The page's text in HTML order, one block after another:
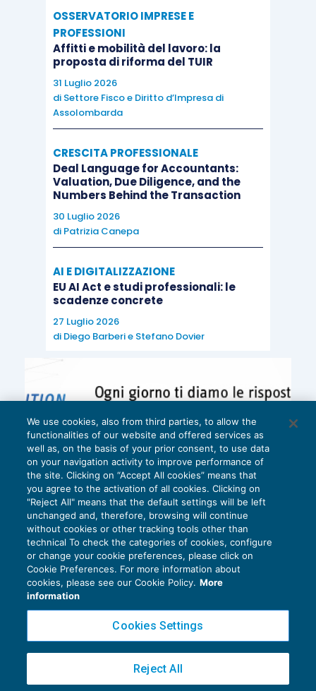
OSSERVATORIO IMPRESE E
PROFESSIONI
Affitti e mobilità del lavoro: la
proposta di riforma del TUIR
31 Luglio 2026
di Settore Fisco e Diritto d’Impresa di
Assolombarda
CRESCITA PROFESSIONALE
Deal Language for Accountants:
Valuation, Due Diligence, and the
Numbers Behind the Transaction
30 Luglio 2026
di Patrizia Canepa
AI E DIGITALIZZAZIONE
EU AI Act e studi professionali: le
scadenze concrete
27 Luglio 2026
di Diego Barberie Stefano Dovier
Privacy Policy
Cookie Policy
Copyright 2016 ©Gruppo Euroconference S.p.A.v2.32.2
Piazza Luigi Einaudi, 10N01 - 20124 Milano - info@ecnews.it
We use cookies, also from third parties, to allow the
functionalities of our website and offered services as
well as, on the basis of your prior consent, to use data
on your navigation activity to improve performance of
the site. Clicking on “Accept All cookies” means that
you agree to the activation of all cookies. Clicking on
"Reject All" means that the default settings will be left
unchanged and, therefore, browsing will continue
without cookies or other tracking tools other than
technical To check the categories of cookies, configure
or change your cookie preferences, please click on
Cookie Preferences. For more information about
cookies, please see our Cookie Policy. More
information
Cookies Settings
Reject All